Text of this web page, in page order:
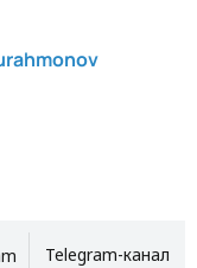
Telegram-канал